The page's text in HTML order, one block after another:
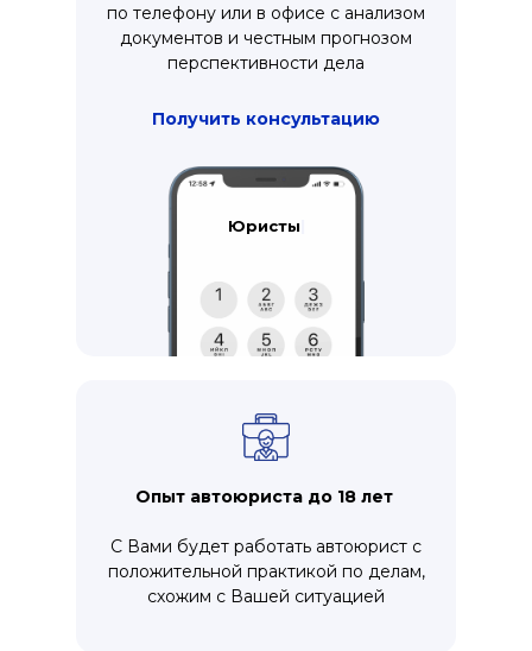
С Вами будет работать автоюрист с
положительной практикой по делам,
схожим с Вашей ситуацией
Опыт автоюриста до 18 лет
по телефону или в офисе с анализом
документов и честным прогнозом
перспективности дела
Получить консультацию
Адвокаты